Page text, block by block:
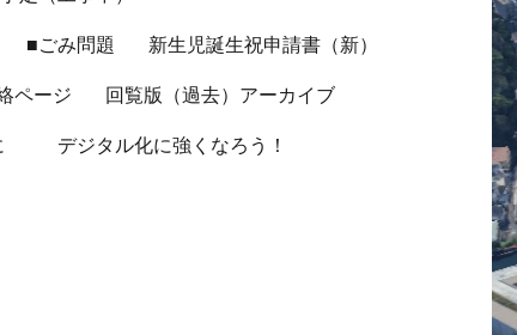
■ごみ問題 新生児誕生祝申請書（新）
ページ 回覧版（過去）アーカイブ
デジタル化に強くなろう！